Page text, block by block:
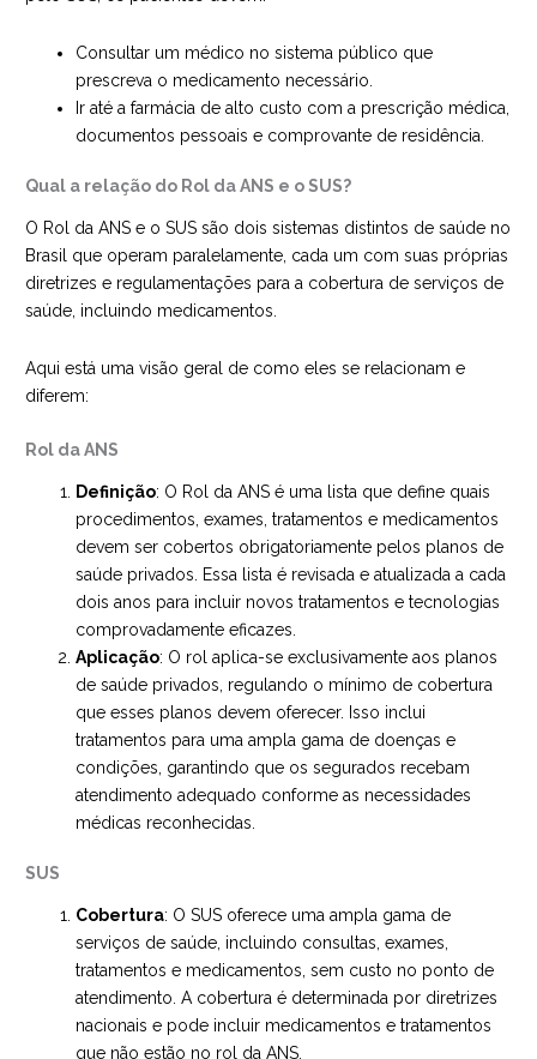
Consultar um médico no sistema público que
prescreva o medicamento necessário.
Ir até a farmácia de alto custo com a prescrição médica,
documentos pessoais e comprovante de residência.
Qual a relação do Rol da ANS e o SUS?
O Rol da ANS e o SUS são dois sistemas distintos de saúde no
Brasil que operam paralelamente, cada um com suas próprias
diretrizes e regulamentações para a cobertura de serviços de
saúde, incluindo medicamentos.
Aqui está uma visão geral de como eles se relacionam e
diferem:
Rol da ANS
Definição: O Rol da ANS é uma lista que define quais
procedimentos, exames, tratamentos e medicamentos
devem ser cobertos obrigatoriamente pelos planos de
saúde privados. Essa lista é revisada e atualizada a cada
dois anos para incluir novos tratamentos e tecnologias
comprovadamente eficazes.
Aplicação: O rol aplica-se exclusivamente aos planos
de saúde privados, regulando o mínimo de cobertura
que esses planos devem oferecer. Isso inclui
tratamentos para uma ampla gama de doenças e
condições, garantindo que os segurados recebam
atendimento adequado conforme as necessidades
médicas reconhecidas.
SUS
Cobertura: O SUS oferece uma ampla gama de
serviços de saúde, incluindo consultas, exames,
tratamentos e medicamentos, sem custo no ponto de
atendimento. A cobertura é determinada por diretrizes
nacionais e pode incluir medicamentos e tratamentos
que não estão no rol da ANS.